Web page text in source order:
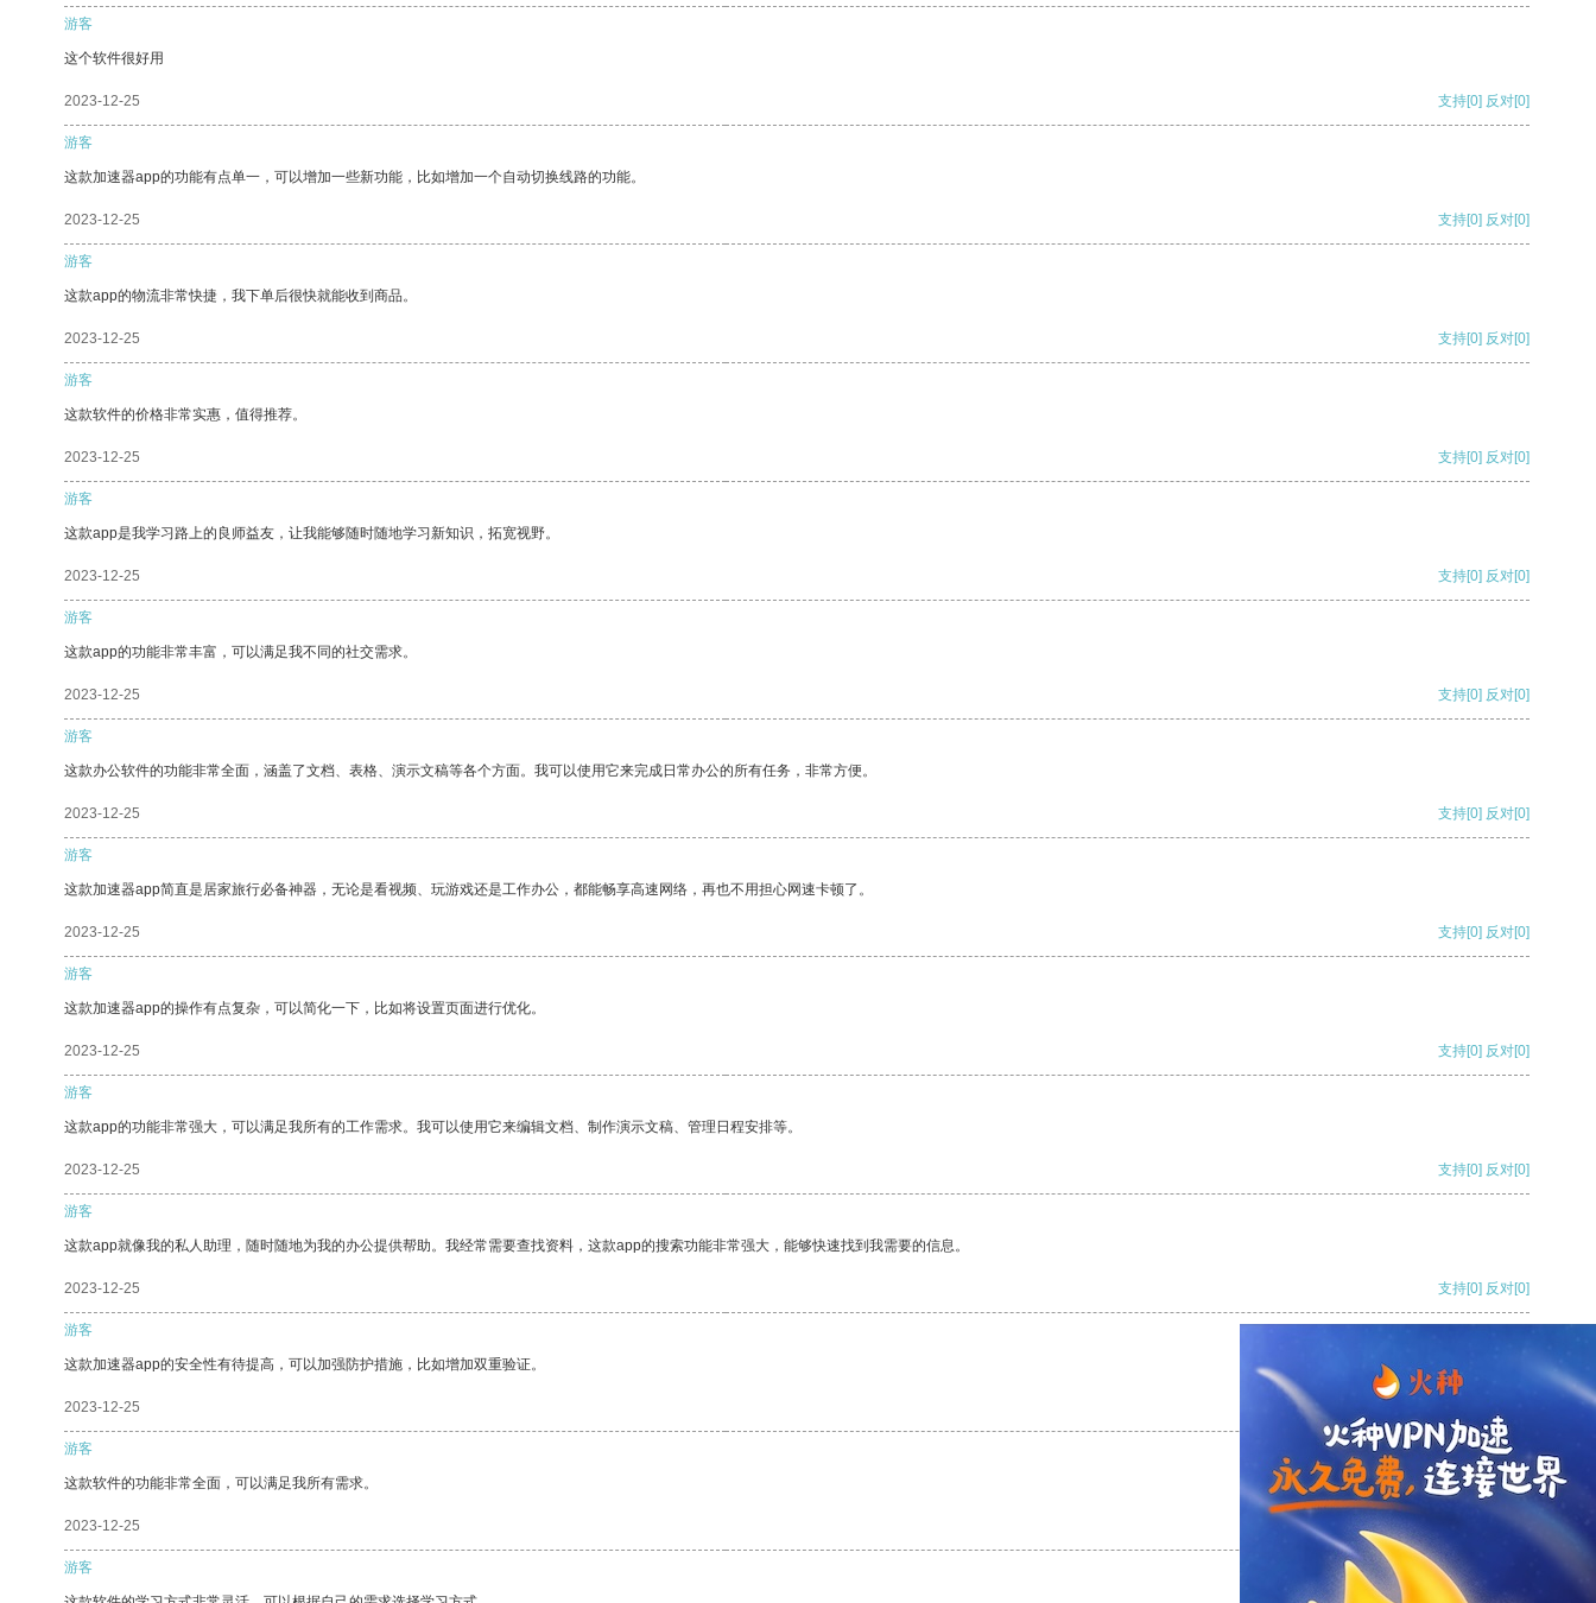
游客
这个软件很好用
2023-12-25 支持[0] 反对[0]
游客
这款加速器app的功能有点单一，可以增加一些新功能，比如增加一个自动切换线路的功能。
2023-12-25 支持[0] 反对[0]
游客
这款app的物流非常快捷，我下单后很快就能收到商品。
2023-12-25 支持[0] 反对[0]
游客
这款软件的价格非常实惠，值得推荐。
2023-12-25 支持[0] 反对[0]
游客
这款app是我学习路上的良师益友，让我能够随时随地学习新知识，拓宽视野。
2023-12-25 支持[0] 反对[0]
游客
这款app的功能非常丰富，可以满足我不同的社交需求。
2023-12-25 支持[0] 反对[0]
游客
这款办公软件的功能非常全面，涵盖了文档、表格、演示文稿等各个方面。我可以使用它来完成日常办公的所有任务，非常方便。
2023-12-25 支持[0] 反对[0]
游客
这款加速器app简直是居家旅行必备神器，无论是看视频、玩游戏还是工作办公，都能畅享高速网络，再也不用担心网速卡顿了。
2023-12-25 支持[0] 反对[0]
游客
这款加速器app的操作有点复杂，可以简化一下，比如将设置页面进行优化。
2023-12-25 支持[0] 反对[0]
游客
这款app的功能非常强大，可以满足我所有的工作需求。我可以使用它来编辑文档、制作演示文稿、管理日程安排等。
2023-12-25 支持[0] 反对[0]
游客
这款app就像我的私人助理，随时随地为我的办公提供帮助。我经常需要查找资料，这款app的搜索功能非常强大，能够快速找到我需要的信息。
2023-12-25 支持[0] 反对[0]
游客
这款加速器app的安全性有待提高，可以加强防护措施，比如增加双重验证。
2023-12-25
游客
这款软件的功能非常全面，可以满足我所有需求。
2023-12-25 反对
游客